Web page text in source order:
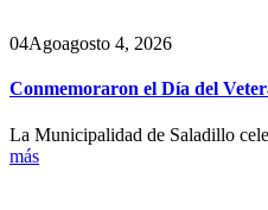
04Agoagosto 4, 2026
Conmemoraron el Día del
La Municipalidad de Saladillo
más